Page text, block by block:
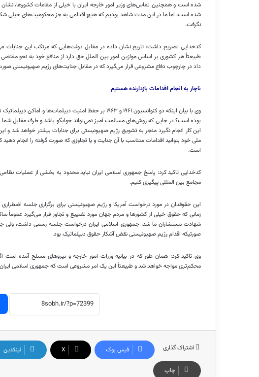
شده است و همچنین تماس‌های وزیر امور خارجه ایران با خیلی از مقامات کشورها، نشان
شده است، اما ما در این مدت شاهد بودیم که هیچ اقدامی به جز محکومیت‌های خیلی
نگرفت.
کدخدایی تصریح داشت: تاریخ نشان داده در مقابل دولت‌هایی که مرتکب این جنایات
طبیعتاً هر کشوری بر اساس موازین امور بین المللحق دارد از منافع خود به نحو مقتضی
داد در چارچوب دفاع مشروعی قرار می‌گیرد که در مقابل جنایت‌های رژیم صهیونیستی
ناچار به انجام اقدامات بازدارنده هستیم
وی با بیان اینکه دو کنوانسیون ۱۹۶۱ و ۱۹۶۳ بر حفظ امنیت
بوده است؟ در جایی که روش‌های مسالمتآمیز نمی‌تواند جوابگو باشد و طرف مقابل شما
این کار انجام نگیرد منجر به تشویق رژیم صهیونیستی برای جنایات بیشتر خواهد شد و
ملی خود بتوانید اقدامات متناسب با آن جنایت و یا تجاوزی که صورت گرفته را انجام
است.
کدخدایی تاکید کرد: پاسخ جمهوری اسلامی ایران نباید محدود به بخشی از عملیات
مجامع بین المللیپیگیری کنیم.
این حقوقدان در مورد درخواست آمریکا و رژیم صهیونیستی برای برگزاری جلسه
زمانی که حقوق خیلی از کشورها و مردم جهان مورد تضییع و تجاوز قرار می‌گیرد
شهادت مستشاران ما شد، جمهوری اسلامی ایران درخواست جلسه رسمی داشت،
صورتیکه اقدام رژیم صهیونیستی نقض آشکار حقوق دیپلماتیک بود.
وی تاکید کرد: همان طور که در بیانیه وزرات امور خارجه و نیروهای مسلح آمده
محکم‌تری مواجه خواهد شد و طبیعتاً این یک امر مشروعی است که جمهوری اسلامی
اشتراک گذاری فیس بوک X لینکدین
چاپ